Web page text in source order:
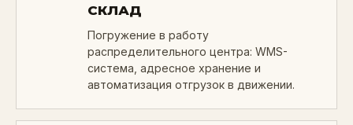
СКЛАД
Погружение в работу
распределительного центра: WMS-
система, адресное хранение и
автоматизация отгрузок в движении.